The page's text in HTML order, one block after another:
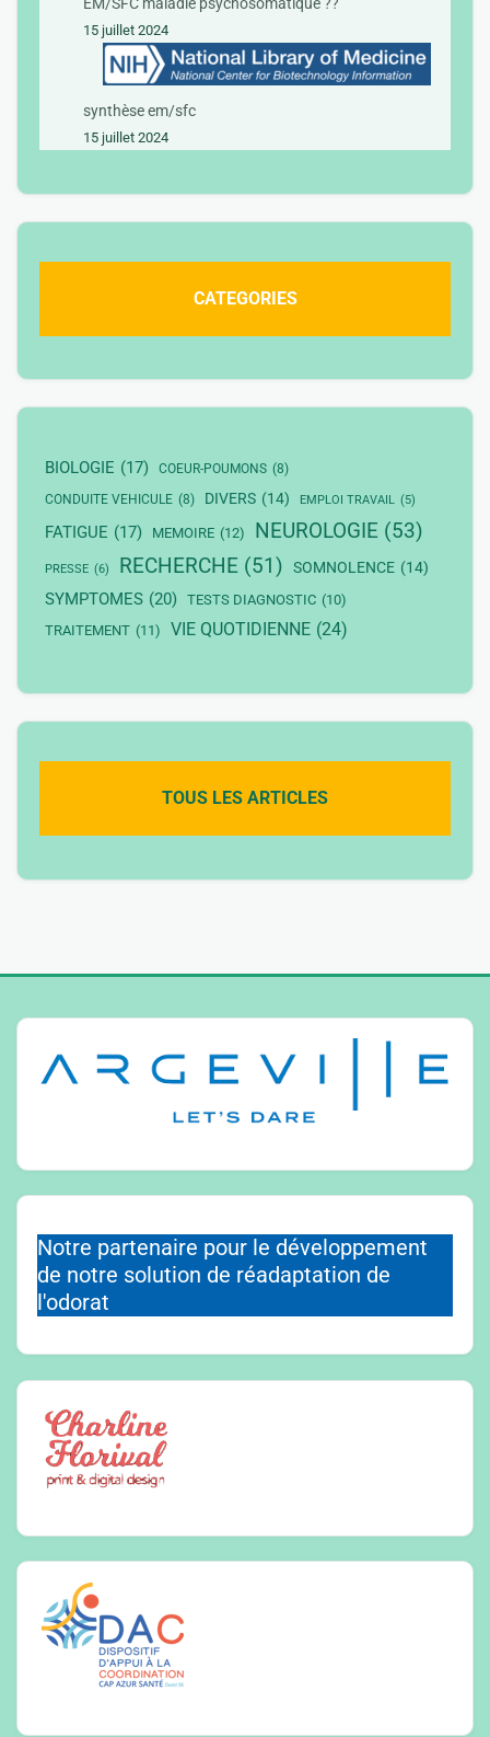
EM/SFC maladie psychosomatique ??
15 juillet 2024
synthèse em/sfc
15 juillet 2024
CATEGORIES
BIOLOGIE (17) COEUR-POUMONS (8)
CONDUITE VEHICULE (8) DIVERS (14) EMPLOI TRAVAIL (5)
FATIGUE (17) MEMOIRE (12) NEUROLOGIE (53)
PRESSE (6) RECHERCHE (51) SOMNOLENCE (14)
SYMPTOMES (20) TESTS DIAGNOSTIC (10)
TRAITEMENT (11) VIE QUOTIDIENNE (24)
TOUS LES ARTICLES
Notre partenaire pour le développement
de notre solution de réadaptation de
l'odorat